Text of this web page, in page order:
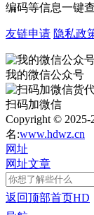
编码等信息一键查
友链申请 隐私政
我的微信公众号
扫码加微信
Copyright © 2025-
名:www.hdwz.cn
网址
网址文章
返回顶部首页HD